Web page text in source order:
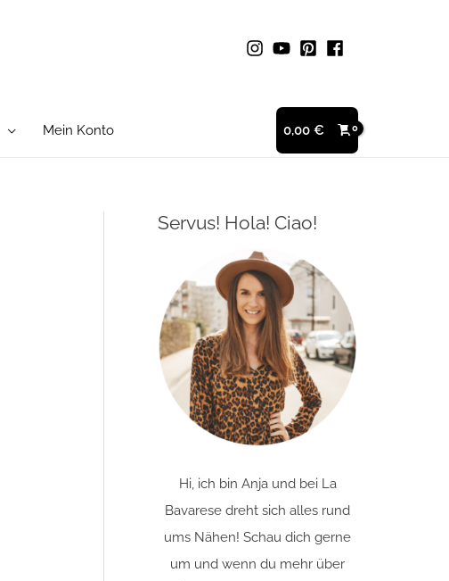
Mein Konto 0,00 €
Servus! Hola! Ciao!
Hi, ich bin Anja und bei La
Bavarese dreht sich alles rund
ums Nähen! Schau dich gerne
um und wenn du mehr über